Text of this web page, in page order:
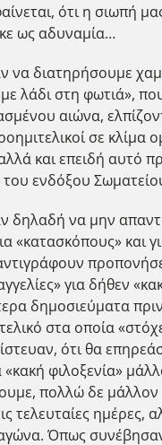
ότι η σιωπή
ως αδυναμία…
να διατηρήσουμε
λάδι στη φωτιά»,
αιώνα,
σε κλίμα
και επειδή αυτό
του ενδόξου
δηλαδή να μην
«κατασκόπους» και
για δήθεν
δημοσιεύματα
στα οποία
ότι θα
φιλοξενία»
πολλώ δε
τελευταίες ημέρες,
Όπως